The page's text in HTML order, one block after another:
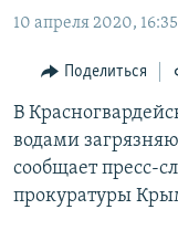
главной
навигации
Вернутся
поиску
11 ЛЕТ ОККУПАЦИИ
ЕЩЕ
ИНТЕРАКТИВ
ИНФОГРАФИКА
ТЕЛЕПРОЕКТ
СОВЕТЫ
РАДІО СВОБОДА
КАК ОБОЙТИ
Українською
Qırımtatar
10 апреля 2020, 16:35
Поделиться
В
водами
сообщает пресс-
прокуратуры